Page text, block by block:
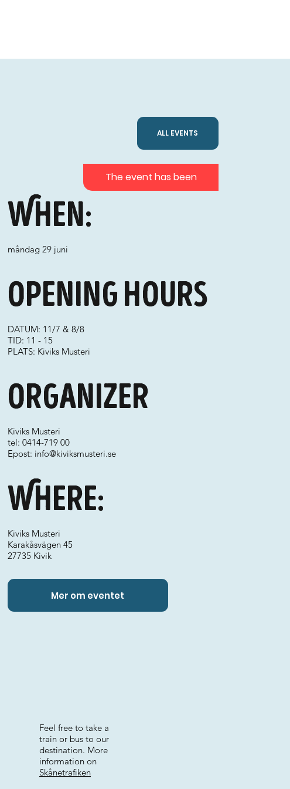
ALL EVENTS
When:
måndag 29 juni
Where:
Organizer
Kiviks Musteri
tel: 0414-719 00
Epost: info@kiviksmusteri.se
Kiviks Musteri
Karakåsvägen 45
27735 Kivik
Opening hours
DATUM: 11/7 & 8/8
TID: 11 - 15
PLATS: Kiviks Musteri
Mer om eventet
The event has been
Feel free to take a
train or bus to our
destination. More
information on
Skånetrafiken